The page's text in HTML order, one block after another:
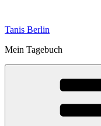
springen
Tanis Berlin
Mein Tagebuch